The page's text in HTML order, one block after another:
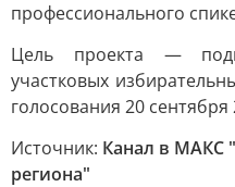
профессионального
Цель проекта —
участковых
голосования 20 сентября
Источник: Канал в МАКС
региона"